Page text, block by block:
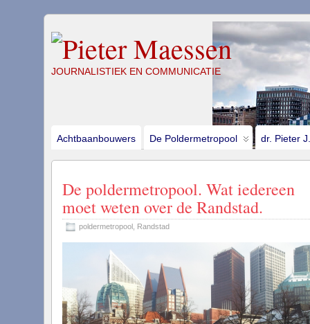
JOURNALISTIEK EN COMMUNICATIE
Achtbaanbouwers De Poldermetropool dr. Pieter
De poldermetropool. Wat iedereen
moet weten over de Randstad.
poldermetropool, Randstad